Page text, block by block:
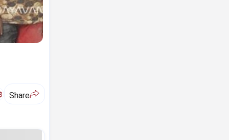
Share